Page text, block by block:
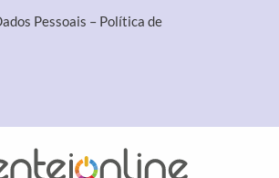
Pessoais – Política de